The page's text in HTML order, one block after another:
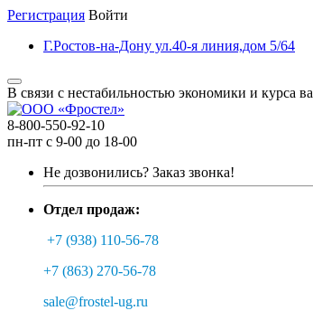
Регистрация Войти
Г.Ростов-на-Дону ул.40-я линия,дом 5/64
В связи с нестабильностью экономики и курса
8-800-550-92-10
пн-пт с 9-00 до 18-00
Не дозвонились? Заказ звонка!
Отдел продаж:
+7 (938) 110-56-78
+7 (863) 270-56-78
sale@frostel-ug.ru